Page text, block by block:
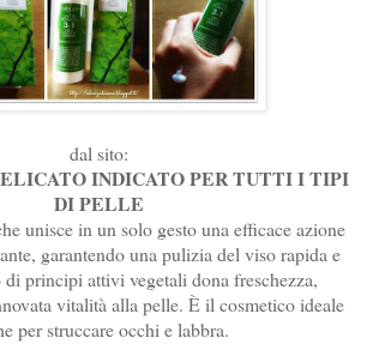
dal sito:
INDICATO PER TUTTI I TIPI
DI PELLE
unisce in un solo gesto una efficace azione
garantendo una pulizia del viso rapida e
principi attivi vegetali dona freschezza,
vitalità alla pelle. È il cosmetico ideale
per struccare occhi e labbra.